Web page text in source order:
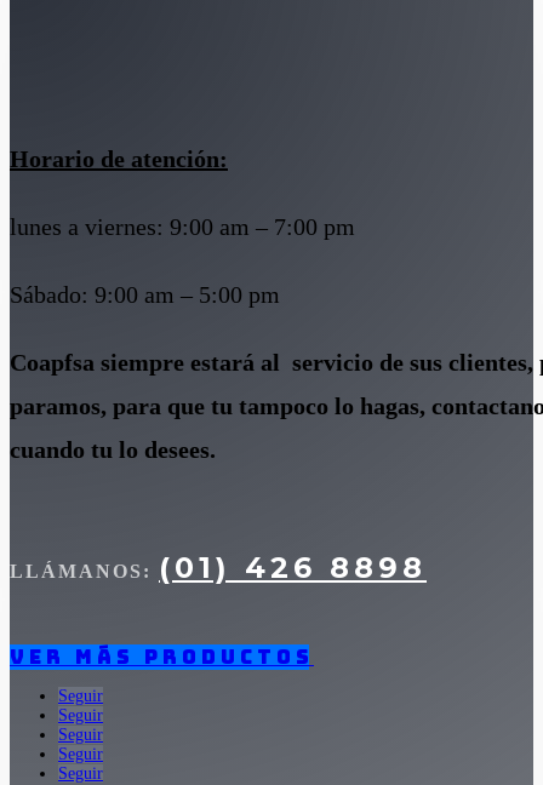
Horario de atención:
lunes a viernes: 9:00 am – 7:00 pm
Sábado: 9:00 am – 5:00 pm
Coapfsa siempre estará al servicio de sus clientes,
paramos, para que tu tampoco lo hagas,
cuando tu lo desees.
LLÁMANOS: (01) 426 8898
Ver más productos
Seguir
Seguir
Seguir
Seguir
Seguir